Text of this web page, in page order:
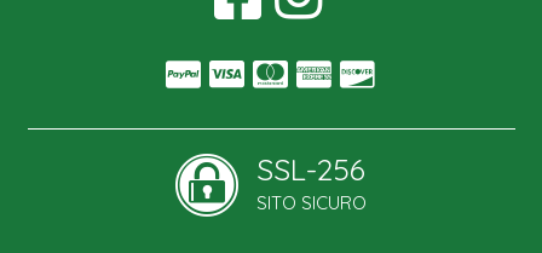
SSL-256
SITO SICURO